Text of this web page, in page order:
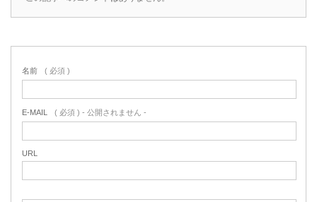
名前 ( 必須 )
E-MAIL ( 必須 ) - 公開されません -
URL